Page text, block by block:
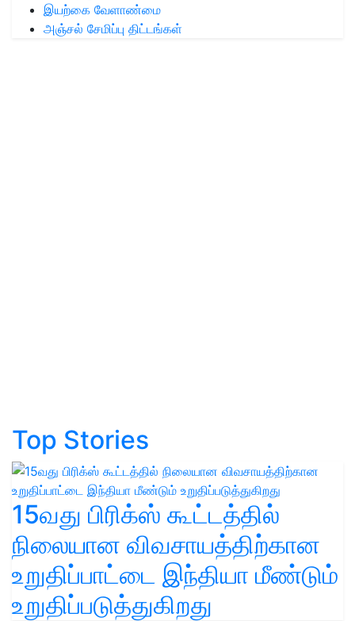
இயற்கை வேளாண்மை
அஞ்சல் சேமிப்பு திட்டங்கள்
Top Stories
15வது பிரிக்ஸ் கூட்டத்தில்
நிலையான விவசாயத்திற்கான
உறுதிப்பாட்டை இந்தியா மீண்டும்
உறுதிப்படுத்துகிறது